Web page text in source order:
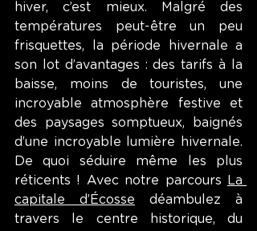
hiver, c’est mieux. Malgré des
températures peut-être un peu
frisquettes, la période hivernale a
son lot d’avantages : des tarifs à la
baisse, moins de touristes, une
incroyable atmosphère festive et
des paysages somptueux, baignés
d’une incroyable lumière hivernale.
De quoi séduire même les plus
réticents ! Avec notre parcours
La
capitale d’Écosse déambulez à
travers le centre historique, du